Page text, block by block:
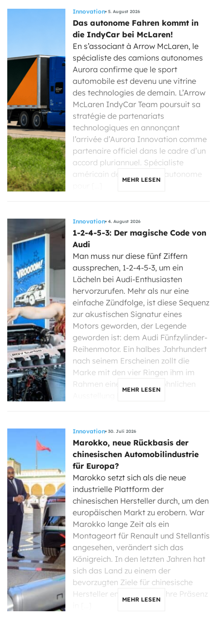
Innovation 5. August 2026
Das autonome Fahren kommt in
die IndyCar bei McLaren!
En s’associant à Arrow McLaren, le
spécialiste des camions autonomes
Aurora confirme que le sport
automobile est devenu une vitrine
des technologies de demain. L’Arrow
McLaren IndyCar Team poursuit sa
stratégie de partenariats
technologiques en annonçant
l’arrivée d’Aurora Innovation comme
partenaire officiel dans le cadre d’un
accord pluriannuel. Spécialiste
américain de la conduite autonome
MEHR LESEN
Innovation 4. August 2026
1-2-4-5-3: Der magische Code von
Audi
Man muss nur diese fünf Ziffern
aussprechen, 1-2-4-5-3, um ein
Lächeln bei Audi-Enthusiasten
hervorzurufen. Mehr als nur eine
einfache Zündfolge, ist diese Sequenz
zur akustischen Signatur eines
Motors geworden, der Legende
geworden ist: dem Audi Fünfzylinder-
Reihenmotor. Ein halbes Jahrhundert
nach seinem Erscheinen zollt die
Marke mit den vier Ringen ihm im
Rahmen einer außergewöhnlichen
MEHR LESEN
Innovation 30. Juli 2026
Marokko, neue Rückbasis der
chinesischen Automobilindustrie
für Europa?
Marokko setzt sich als die neue
industrielle Plattform der
chinesischen Hersteller durch, um den
europäischen Markt zu erobern. War
Marokko lange Zeit als ein
Montageort für Renault und Stellantis
angesehen, verändert sich das
Königreich. In den letzten Jahren hat
sich das Land zu einem der
bevorzugten Ziele für chinesische
Hersteller entwickelt, die ihre Präsenz
MEHR LESEN